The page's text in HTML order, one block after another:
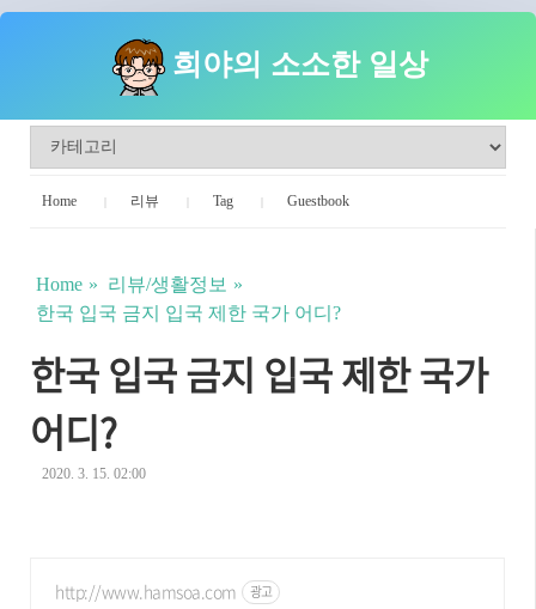
희야의 소소한 일상
Home 리뷰 Tag Guestbook
Home
리뷰/생활정보
한국 입국 금지 입국 제한 국가 어디?
한국 입국 금지 입국 제한 국가
어디?
2020. 3. 15. 02:00
http://www.hamsoa.com 광고